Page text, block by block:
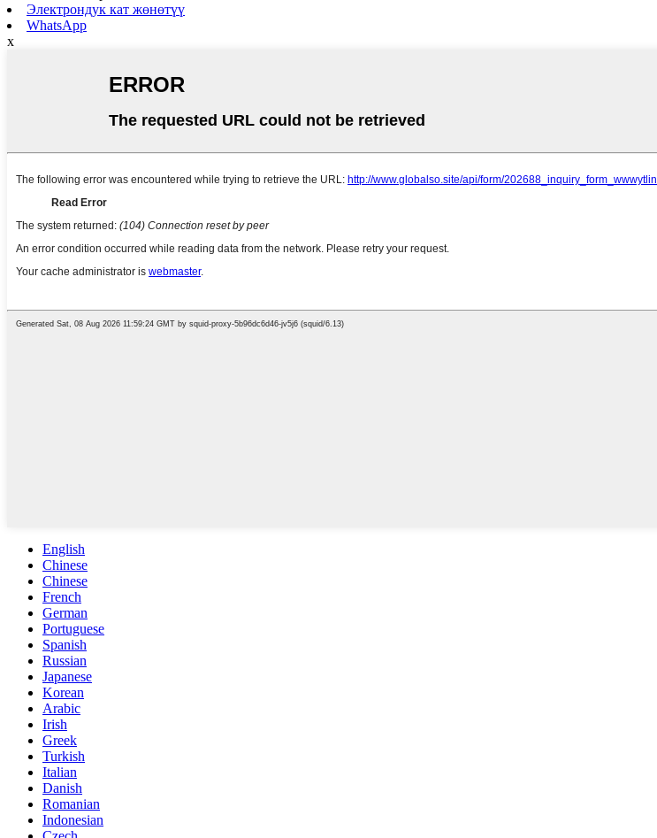
Электрондук кат жөнөтүү
WhatsApp
x
English
Chinese
Chinese
French
German
Portuguese
Spanish
Russian
Japanese
Korean
Arabic
Irish
Greek
Turkish
Italian
Danish
Romanian
Indonesian